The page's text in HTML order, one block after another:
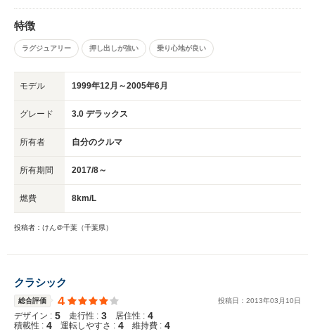
特徴
ラグジュアリー 押し出しが強い 乗り心地が良い
モデル 1999年12月～2005年6月
グレード 3.0 デラックス
所有者 自分のクルマ
所有期間 2017/8～
燃費 8km/L
投稿者：けん＠千葉（千葉県）
クラシック
総合評価 4 投稿日： 2013年03 月 10日
デザイン : 5 走行性 : 3 居住性 : 4
積載性 : 4 運転しやすさ : 4 維持費 : 4